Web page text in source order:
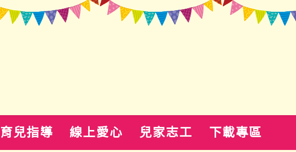
育兒指導 線上愛心 兒家志工 下載專區